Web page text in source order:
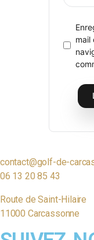
mail
contact@golf-de-
06 13 20 85 43
Route de Saint-Hilaire
11000 Carcassonne